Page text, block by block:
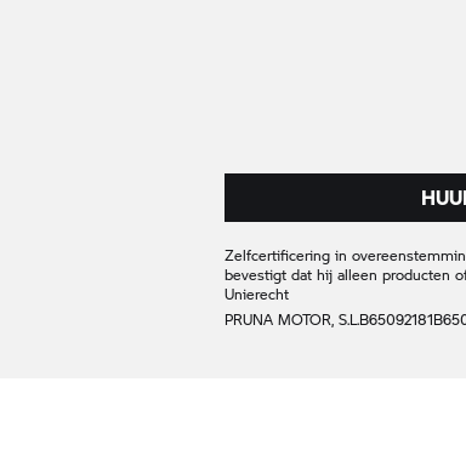
Zelfcertificering in
bevestigt dat hij alleen producten
Unierecht
PRUNA MOTOR, S.L.B65092181